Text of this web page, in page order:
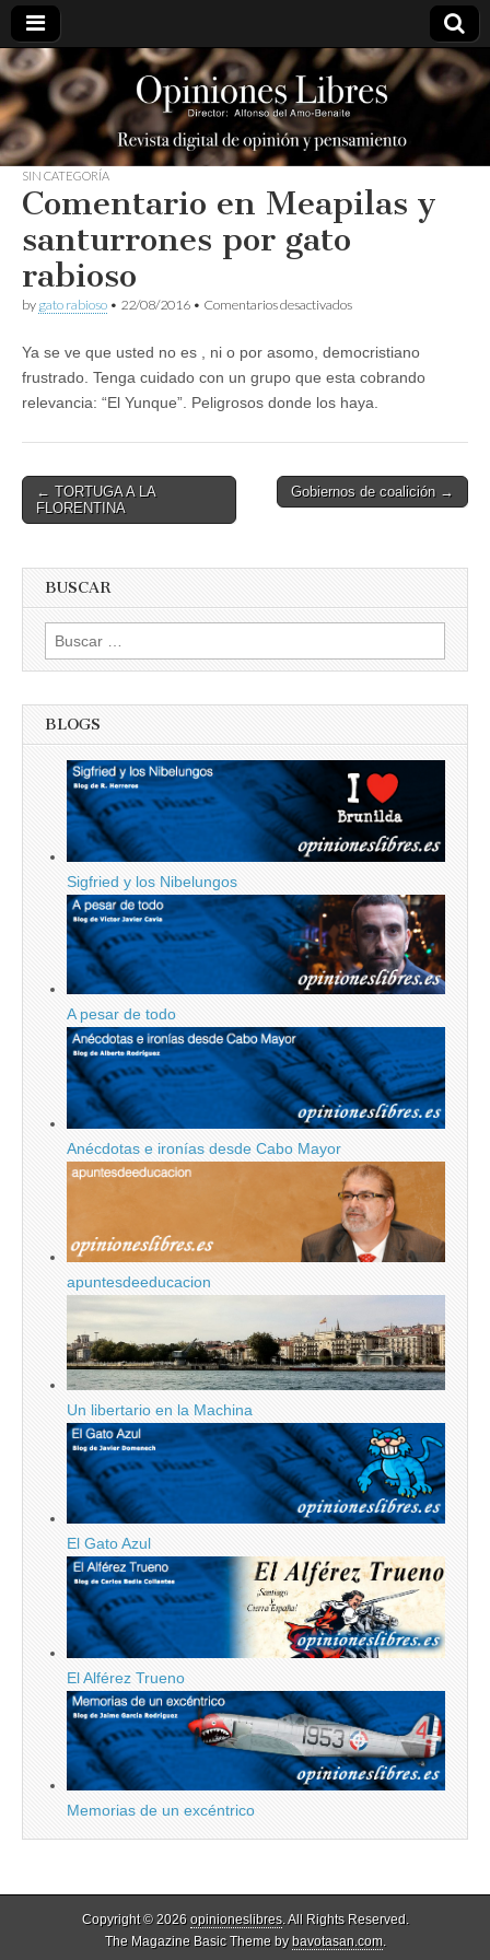
opinioneslibres
SIN CATEGORÍA
Comentario en Meapilas y
santurrones por gato
rabioso
by gato rabioso • 22/08/2016 • Comentarios desactivadosen
Meapilas
y
por
rabioso
Ya se ve que usted no es , ni o por asomo, democristiano
frustrado. Tenga cuidado con un grupo que esta cobrando
relevancia: “El Yunque”. Peligrosos donde los haya.
Post
navigation
← TORTUGA A LA
FLORENTINA
Gobiernos de coalición →
BUSCAR
Buscar:
BLOGS
Sigfried y los Nibelungos
A pesar de todo
Anécdotas e ironías desde Cabo Mayor
apuntesdeeducacion
Un libertario en la Machina
El Gato Azul
El Alférez Trueno
Memorias de un excéntrico
Copyright © 2026 opinioneslibres. All Rights Reserved.
The Magazine Basic Theme bybavotasan.com.